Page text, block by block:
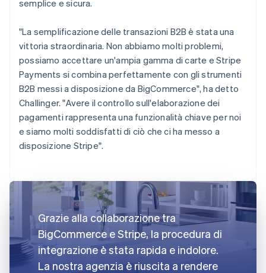
semplice e sicura.
"La semplificazione delle transazioni B2B è stata una
vittoria straordinaria. Non abbiamo molti problemi,
possiamo accettare un'ampia gamma di carte e Stripe
Payments si combina perfettamente con gli strumenti
B2B messi a disposizione da BigCommerce", ha detto
Challinger. "Avere il controllo sull'elaborazione dei
pagamenti rappresenta una funzionalità chiave per noi
e siamo molti soddisfatti di ciò che ci ha messo a
disposizione Stripe".
Grazie alla collaborazione tra
BigCommerce e Stripe, la procedura di
integrazione è stata rapida e indolore.
La nostra agenzia è riuscita a rendere